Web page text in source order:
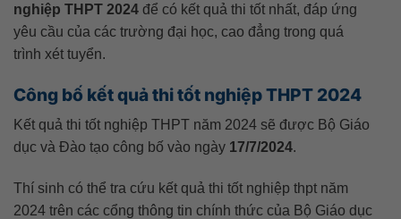
nghiệp THPT 2024 để có kết quả thi tốt nhất, đáp ứng
yêu cầu của các trường đại học, cao đẳng trong quá
trình xét tuyển.
Công bố kết quả thi tốt nghiệp THPT 2024
Kết quả thi tốt nghiệp THPT năm 2024 sẽ được Bộ Giáo
dục và Đào tạo công bố vào ngày 17/7/2024.
Thí sinh có thể tra cứu kết quả thi tốt nghiệp thpt năm
2024 trên các cổng thông tin chính thức của Bộ Giáo dục